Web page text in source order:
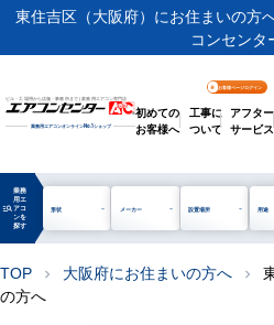
東住吉区（大阪府）にお住まいの方
コンセンタ
ビル・工場用から店舗・事務所まで | 業務用エアコン専門店
業務用エアコンオンラインNo.1ショップ
お客様ページログイン
初めての
お客様へ
工事に
ついて
アフター
サービス
manage_search
業務
用エ
アコ
ンを
探す
形状 メーカー 設置場所 用途
TOP chevron_right 大阪府にお住まいの方へ chevron_right
の方へ